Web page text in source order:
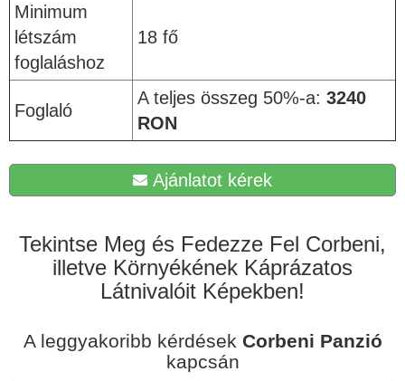
Minimum
létszám
foglaláshoz
18 fő
Foglaló
A teljes összeg 50%-a: 3240
RON
Ajánlatot kérek
Tekintse Meg és Fedezze Fel Corbeni,
illetve Környékének Káprázatos
Látnivalóit Képekben!
A leggyakoribb kérdések Corbeni Panzió
kapcsán